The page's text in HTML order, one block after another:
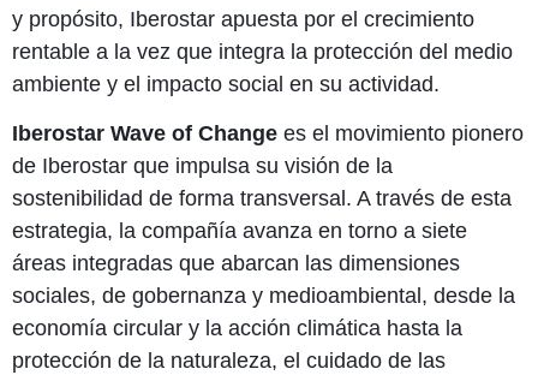
y propósito, Iberostar apuesta por el crecimiento
rentable a la vez que integra la protección del medio
ambiente y el impacto social en su actividad.
Iberostar Wave of Change es el movimiento pionero
de Iberostar que impulsa su visión de la
sostenibilidad de forma transversal. A través de esta
estrategia, la compañía avanza en torno a siete
áreas integradas que abarcan las dimensiones
sociales, de gobernanza y medioambiental, desde la
economía circular y la acción climática hasta la
protección de la naturaleza, el cuidado de las